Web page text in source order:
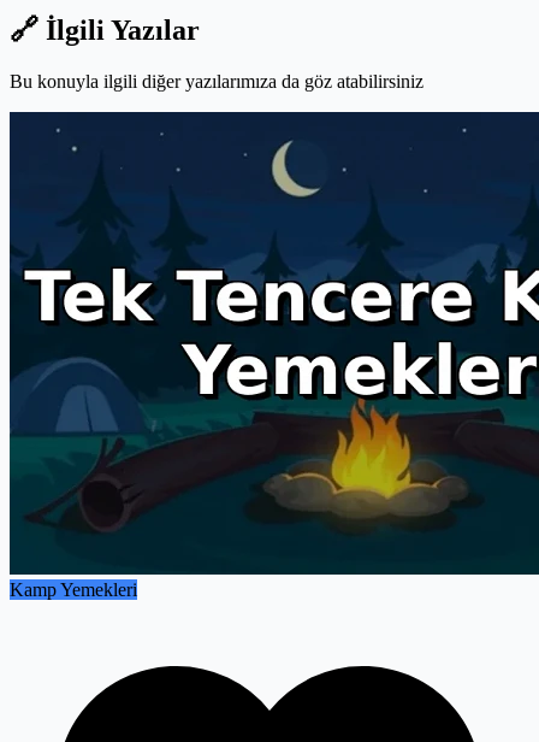
🔗 İlgili Yazılar
Bu konuyla ilgili diğer yazılarımıza da göz atabilirsiniz
Kamp Yemekleri